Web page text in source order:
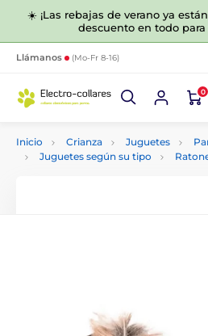
☀️ ¡Las rebajas de verano ya
descuento en todo
Llámanos (Mo-Fr 8-16)
0
Inicio Crianza Juguetes
Juguetes según su tipo